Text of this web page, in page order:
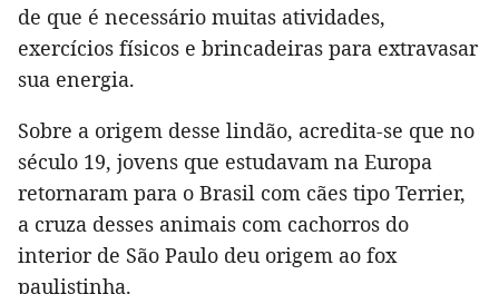
de que é necessário muitas atividades,
exercícios físicos e brincadeiras para extravasar
sua energia.
Sobre a origem desse lindão, acredita-se que no
século 19, jovens que estudavam na Europa
retornaram para o Brasil com cães tipo Terrier,
a cruza desses animais com cachorros do
interior de São Paulo deu origem ao fox
paulistinha.